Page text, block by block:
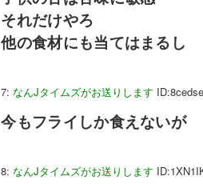
それだけやろ
他の食材にも当てはまるし
7:なんJタイムズがお送りします
今もフライしか食えないが
8:なんJタイムズがお送りします